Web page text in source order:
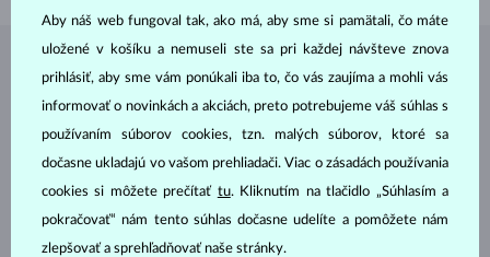
ŠPERKY ZATELIÉRU KLENOTA
Aby náš web fungoval tak, ako má, aby sme si pamätali, čo máte
uložené v košíku a nemuseli ste sa pri každej návšteve znova
prihlásiť, aby sme vám ponúkali iba to, čo vás zaujíma a mohli vás
informovať o novinkách a akciách, preto potrebujeme váš súhlas s
používaním súborov cookies, tzn. malých súborov, ktoré sa
dočasne ukladajú vo vašom prehliadači. Viac o zásadách používania
cookies si môžete prečítať tu. Kliknutím na tlačidlo „Súhlasím a
pokračovať“ nám tento súhlas dočasne udelíte a pomôžete nám
zlepšovať a sprehľadňovať naše stránky.